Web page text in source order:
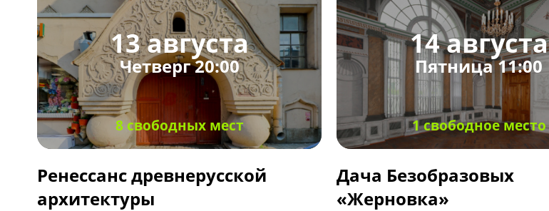
13 августа
Четверг 20:00
8 свободных мест
Ренессанс древнерусской
архитектуры
14 августа
Пятница 11:00
1 свободное место
Дача Безобразовых
«Жерновка»